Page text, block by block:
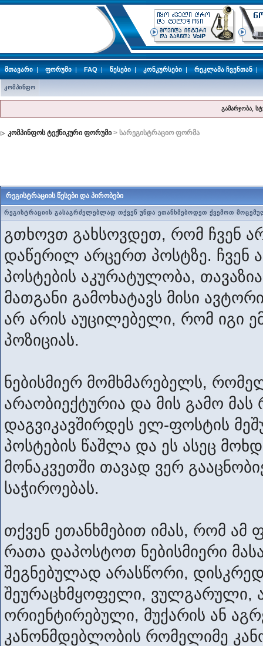
მთავარი| ფორუმი| FAQ| წესები| კონკურსები| რეკლამა ჩვენთან|
კომპინფო
გამარჯობა,
კომპინფოს ტექნიკური ფორუმი > სარეგისტრაციო ფორმა
რეგისტრაციის წესები და პირობები
რეგისტრაციის გასაგრძელებლად თქვენ უნდა ეთანხმებოდეთ ქვემოთ
გთხოვთ გახსოვდეთ, რომ ჩვენ
დაწერილ არცერთ პოსტზე. ჩვენ
პოსტების აკურატულობა,
მათგანი გამოხატავს მისი
არ არის აუცილებელი, რომ იგი
პოზიციას.
ნებისმიერ მომხმარებელს,
არაობიექტურია და მის გამო მას
დაგვიკავშირდეს ელ-ფოსტის
პოსტების წაშლა და ეს ასეც
მონაკვეთში თავად ვერ
საჭიროებას.
თქვენ ეთანხმებით იმას, რომ ამ
რათა დაპოსტოთ ნებისმიერი
შეგნებულად არასწორი,
შეურაცხმყოფელი, ვულგარული,
ორიენტირებული, მუქარის ან
კანონმდებლობის რომელიმე